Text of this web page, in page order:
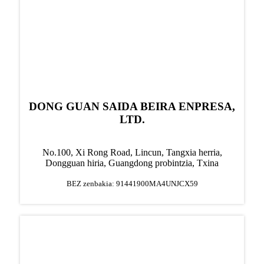
DONG GUAN SAIDA BEIRA ENPRESA,
LTD.
No.100, Xi Rong Road, Lincun, Tangxia herria,
Dongguan hiria, Guangdong probintzia, Txina
BEZ zenbakia: 91441900MA4UNJCX59